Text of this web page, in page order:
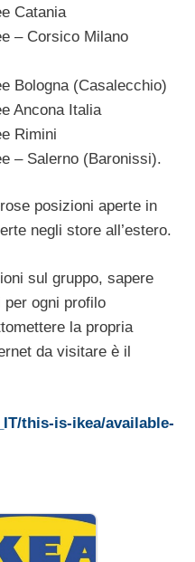
Catania
– Corsico Milano
Bologna (Casalecchio)
Ancona Italia
Rimini
– Salerno (Baronissi).
posizioni aperte in
negli store all’estero.
sul gruppo, sapere
ogni profilo
la propria
da visitare è il
this-is-ikea/available-